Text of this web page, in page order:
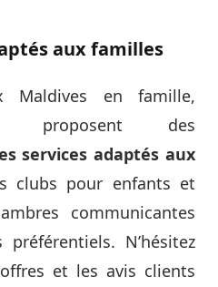
aux familles
Maldives en famille,
proposent des
services adaptés aux
clubs pour enfants et
communicantes
N’hésitez
et les avis clients